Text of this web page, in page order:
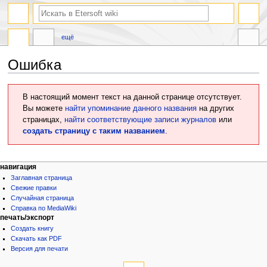
Ошибка
навигации
поиску
В настоящий момент текст на данной странице отсутствует.
Вы можете найти упоминание данного названияна других
страницах, найти соответствующие записи журналовили
создать страницу с таким названием
ещё
навигация
Заглавная страница
Свежие правки
Случайная страница
Справка по MediaWiki
печать/экспорт
Создать книгу
Скачать как PDF
Версия для печати